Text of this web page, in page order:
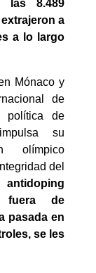
las 8.489
a
a lo largo
Mónaco y
de
política de
su
olímpico
del
antidoping
fuera de
pasada en
se les